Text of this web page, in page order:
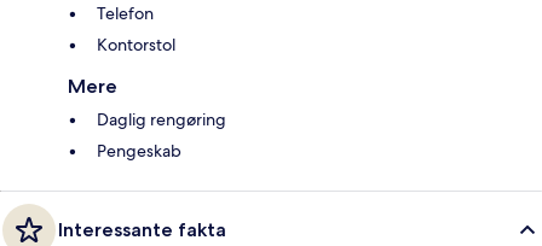
Telefon
Kontorstol
Mere
Daglig rengøring
Pengeskab
Interessante fakta